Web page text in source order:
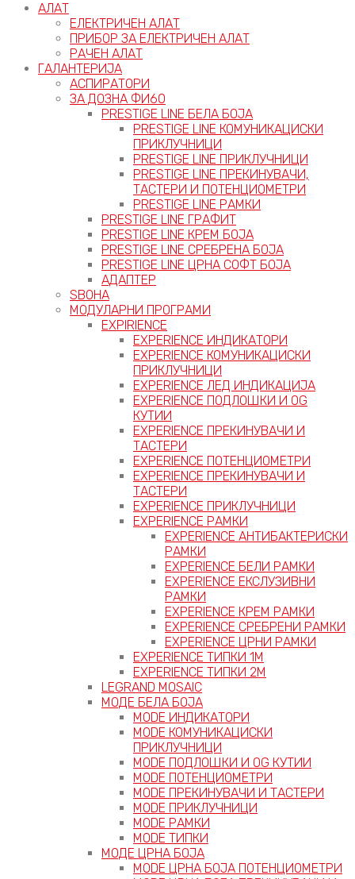
АЛАТ
ЕЛЕКТРИЧЕН АЛАТ
ПРИБОР ЗА ЕЛЕКТРИЧЕН АЛАТ
РАЧЕН АЛАТ
ГАЛАНТЕРИЈА
АСПИРАТОРИ
ЗА ДОЗНА ФИ60
PRESTIGE LINE БЕЛА БОЈА
PRESTIGE LINE КОМУНИКАЦИСКИ
ПРИКЛУЧНИЦИ
PRESTIGE LINE ПРИКЛУЧНИЦИ
PRESTIGE LINE ПРЕКИНУВАЧИ,
ТАСТЕРИ И ПОТЕНЦИОМЕТРИ
PRESTIGE LINE РАМКИ
PRESTIGE LINE ГРАФИТ
PRESTIGE LINE КРЕМ БОЈА
PRESTIGE LINE СРЕБРЕНА БОЈА
PRESTIGE LINE ЦРНА СОФТ БОЈА
АДАПТЕР
ЅВОНА
МОДУЛАРНИ ПРОГРАМИ
EXPIRIENCE
EXPERIENCE ИНДИКАТОРИ
EXPERIENCE КОМУНИКАЦИСКИ
ПРИКЛУЧНИЦИ
EXPERIENCE ЛЕД ИНДИКАЦИЈА
EXPERIENCE ПОДЛОШКИ И OG
КУТИИ
EXPERIENCE ПРЕКИНУВАЧИ И
ТАСТЕРИ
EXPERIENCE ПОТЕНЦИОМЕТРИ
EXPERIENCE ПРЕКИНУВАЧИ И
ТАСТЕРИ
EXPERIENCE ПРИКЛУЧНИЦИ
EXPERIENCE РАМКИ
EXPERIENCE АНТИБАКТЕРИСКИ
РАМКИ
EXPERIENCE БЕЛИ РАМКИ
EXPERIENCE ЕКСЛУЗИВНИ
РАМКИ
EXPERIENCE КРЕМ РАМКИ
EXPERIENCE СРЕБРЕНИ РАМКИ
EXPERIENCE ЦРНИ РАМКИ
EXPERIENCE ТИПКИ 1M
EXPERIENCE ТИПКИ 2М
LEGRAND MOSAIC
МОДЕ БЕЛА БОЈА
MODE ИНДИКАТОРИ
MODE КОМУНИКАЦИСКИ
ПРИКЛУЧНИЦИ
MODE ПОДЛОШКИ И OG КУТИИ
MODE ПОТЕНЦИОМЕТРИ
MODE ПРEКИНУВАЧИ И ТАСТЕРИ
MODE ПРИКЛУЧНИЦИ
MODE РАМКИ
MODE ТИПКИ
МОДЕ ЦРНА БОЈА
MODE ЦРНА БОЈА ПОТЕНЦИОМЕТРИ